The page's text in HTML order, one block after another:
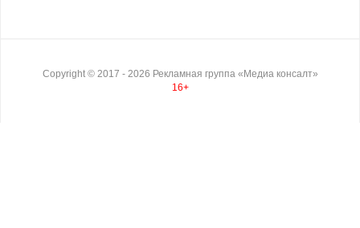
Copyright © 2017 - 2026 Рекламная группа «Медиа консалт»
16+